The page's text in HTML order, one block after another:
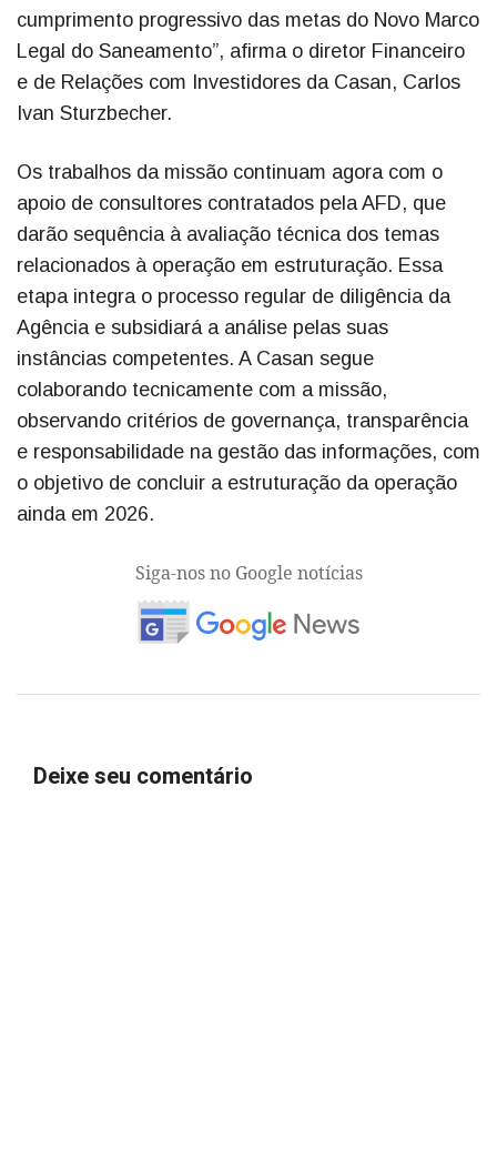
cumprimento progressivo das metas do Novo Marco
Legal do Saneamento”, afirma o diretor Financeiro
e de Relações com Investidores da Casan, Carlos
Ivan Sturzbecher.
Os trabalhos da missão continuam agora com o
apoio de consultores contratados pela AFD, que
darão sequência à avaliação técnica dos temas
relacionados à operação em estruturação. Essa
etapa integra o processo regular de diligência da
Agência e subsidiará a análise pelas suas
instâncias competentes. A Casan segue
colaborando tecnicamente com a missão,
observando critérios de governança, transparência
e responsabilidade na gestão das informações, com
o objetivo de concluir a estruturação da operação
ainda em 2026.
Siga-nos no Google notícias
Deixe seu comentário